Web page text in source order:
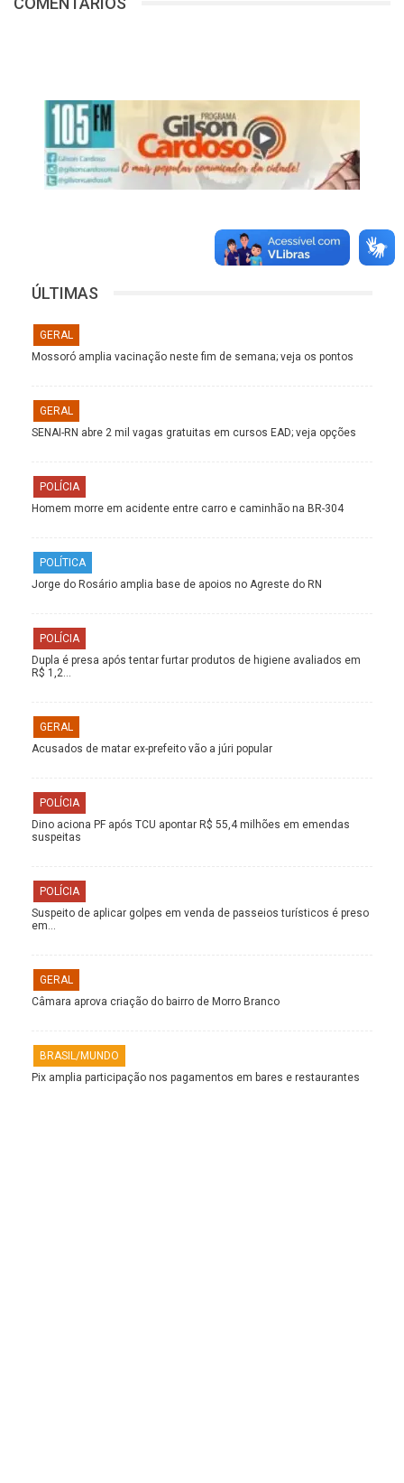
ÚLTIMAS
GERAL
Mossoró amplia vacinação neste fim de semana; veja os pontos
GERAL
SENAI-RN abre 2 mil vagas gratuitas em cursos EAD; veja opções
POLÍCIA
Homem morre em acidente entre carro e caminhão na BR-304
POLÍTICA
Jorge do Rosário amplia base de apoios no Agreste do RN
POLÍCIA
Dupla é presa após tentar furtar produtos de higiene avaliados em
R$ 1,2…
GERAL
Acusados de matar ex-prefeito vão a júri popular
POLÍCIA
Dino aciona PF após TCU apontar R$ 55,4 milhões em emendas
suspeitas
POLÍCIA
Suspeito de aplicar golpes em venda de passeios turísticos é preso
em…
GERAL
Câmara aprova criação do bairro de Morro Branco
BRASIL/MUNDO
Pix amplia participação nos pagamentos em bares e restaurantes